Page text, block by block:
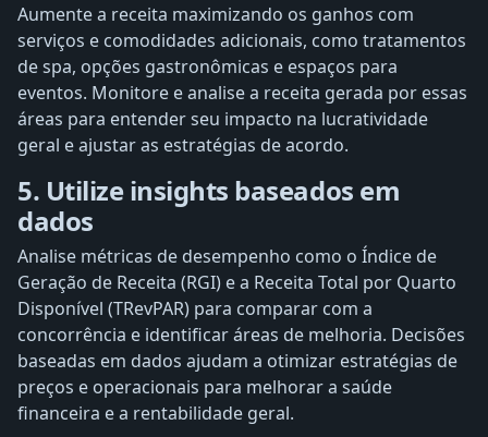
Aumente a receita maximizando os ganhos com
serviços e comodidades adicionais, como tratamentos
de spa, opções gastronômicas e espaços para
eventos. Monitore e analise a receita gerada por essas
áreas para entender seu impacto na lucratividade
geral e ajustar as estratégias de acordo.
5. Utilize insights baseados em
dados
Analise métricas de desempenho como o Índice de
Geração de Receita (RGI) e a Receita Total por Quarto
Disponível (TRevPAR) para comparar com a
concorrência e identificar áreas de melhoria. Decisões
baseadas em dados ajudam a otimizar estratégias de
preços e operacionais para melhorar a saúde
financeira e a rentabilidade geral.